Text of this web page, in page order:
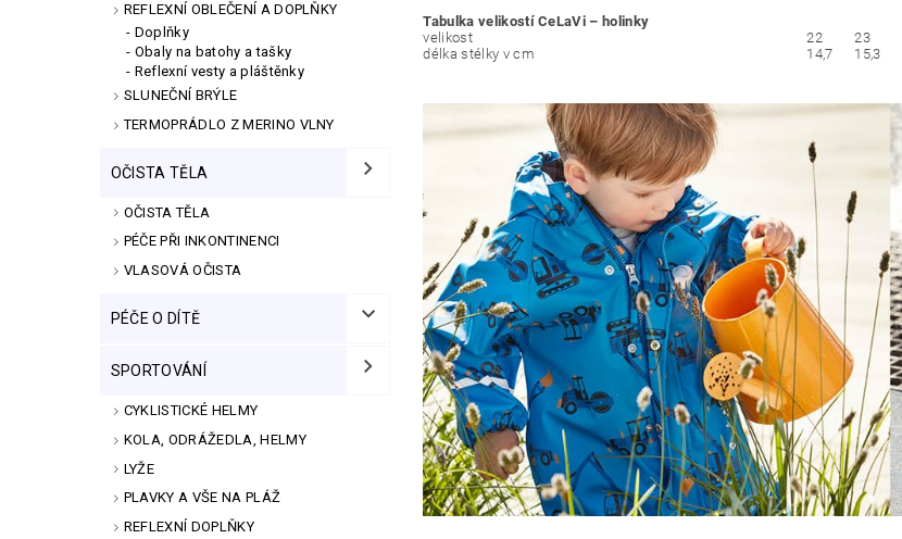
REFLEXNÍ OBLEČENÍ A DOPLŇKY
Doplňky
Obaly na batohy a tašky
Reflexní vesty a pláštěnky
SLUNEČNÍ BRÝLE
TERMOPRÁDLO Z MERINO VLNY
OČISTA TĚLA
OČISTA TĚLA
PÉČE PŘI INKONTINENCI
VLASOVÁ OČISTA
PÉČE O DÍTĚ
SPORTOVÁNÍ
CYKLISTICKÉ HELMY
KOLA, ODRÁŽEDLA, HELMY
LYŽE
PLAVKY A VŠE NA PLÁŽ
REFLEXNÍ DOPLŇKY
Tabulka velikostí CeLaVi – holinky
velikost
22 23
délka stélky v cm
14,7 15,3